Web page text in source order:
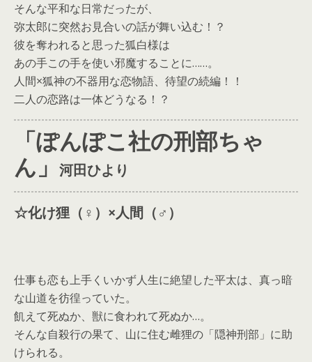
そんな平和な日常だったが、
弥太郎に突然お見合いの話が舞い込む！？
彼を奪われると思った狐白様は
あの手この手を使い邪魔することに……。
人間×狐神の不器用な恋物語、待望の続編！！
二人の恋路は一体どうなる！？
「ぽんぽこ社の刑部ちゃ
ん」
河田ひより
☆化け狸（♀）×人間 （♂）
仕事も恋も上手くいかず人生に絶望した平太は、真っ暗
な山道を彷徨っていた。
飢えて死ぬか、獣に食われて死ぬか…。
そんな自殺行の果て、山に住む雌狸の「隠神刑部」に助
けられる。